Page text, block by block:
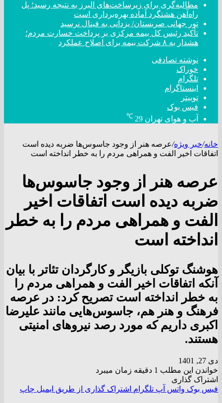
مطالبه‌گری برای زیرساخت‌های البرز به نتیجه رسید؛ پل
راه‌آهن هشتگرد آماده بهره‌برداری است
تور جهانی صربستان/ یزدانی به فینال نرسید
تأکید رئیس کل بیمه مرکزی بر پرداخت خسارت مردم؛
هشدار به ۸ شرکت‌ بیمه برای اصلاح عملکرد
نوشته تصادفی
خوراک
تلگرام
اینستاگرام
توییتر
فیس بوک
آب و هوای تهران 29
℃
خانه/خبر ویژه/عرصه هنر از وجود جاسوس‌ها ضربه دیده است
اتفاقات اخیر الفت و همراهی مردم را به خطر انداخته است
عرصه هنر از وجود جاسوس‌ها
ضربه دیده است اتفاقات اخیر
الفت و همراهی مردم را به خطر
انداخته است
هوشنگ توکلی بازیگر و کارگردان تئاتر با بیان
آنکه اتفاقات اخیر الفت و همراهی مردم را
به خطر انداخته است تصریح کرد: در عرصه
فرهنگ و هنر هم، جاسوس‌هایی مانند علیرضا
اکبری داریم که مورد رصد نیروهای امنیتی
هستند.
دی 27, 1401
خواندن این مطلب 1 دقیقه زمان میبرد
اشتراک گذاری
فیس بوک واتس آپ تلگرام اشتراک گذاری از طریق ایمیل چاپ